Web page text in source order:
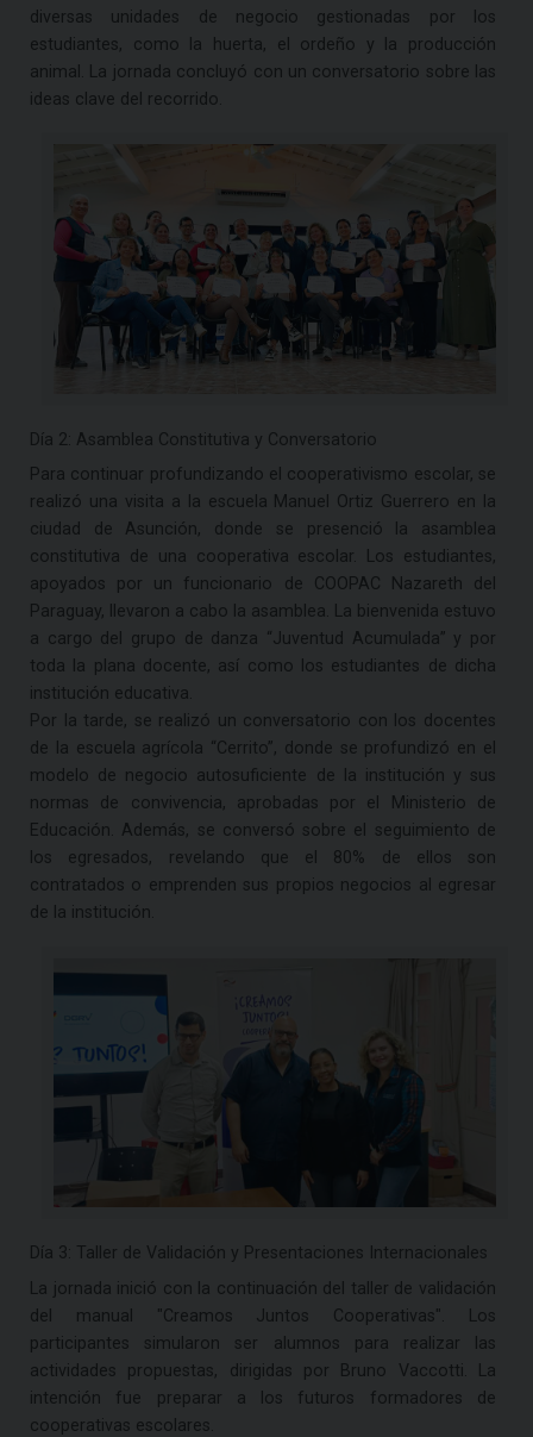
diversas unidades de negocio gestionadas por los
estudiantes, como la huerta, el ordeño y la producción
animal. La jornada concluyó con un conversatorio sobre las
ideas clave del recorrido.
Día 2: Asamblea Constitutiva y Conversatorio
Para continuar profundizando el cooperativismo escolar, se
realizó una visita a la escuela Manuel Ortiz Guerrero en la
ciudad de Asunción, donde se presenció la asamblea
constitutiva de una cooperativa escolar. Los estudiantes,
apoyados por un funcionario de COOPAC Nazareth del
Paraguay, llevaron a cabo la asamblea. La bienvenida estuvo
a cargo del grupo de danza “Juventud Acumulada” y por
toda la plana docente, así como los estudiantes de dicha
institución educativa.
Por la tarde, se realizó un conversatorio con los docentes
de la escuela agrícola “Cerrito”, donde se profundizó en el
modelo de negocio autosuficiente de la institución y sus
normas de convivencia, aprobadas por el Ministerio de
Educación. Además, se conversó sobre el seguimiento de
los egresados, revelando que el 80% de ellos son
contratados o emprenden sus propios negocios al egresar
de la institución.
Día 3: Taller de Validación y Presentaciones Internacionales
La jornada inició con la continuación del taller de validación
del manual "Creamos Juntos Cooperativas". Los
participantes simularon ser alumnos para realizar las
actividades propuestas, dirigidas por Bruno Vaccotti. La
intención fue preparar a los futuros formadores de
cooperativas escolares.